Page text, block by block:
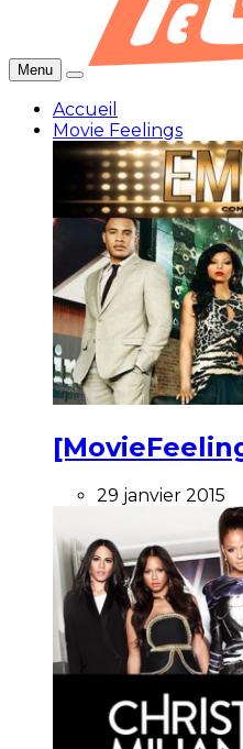
Menu
Accueil
Movie Feelings
29 janvier 2015